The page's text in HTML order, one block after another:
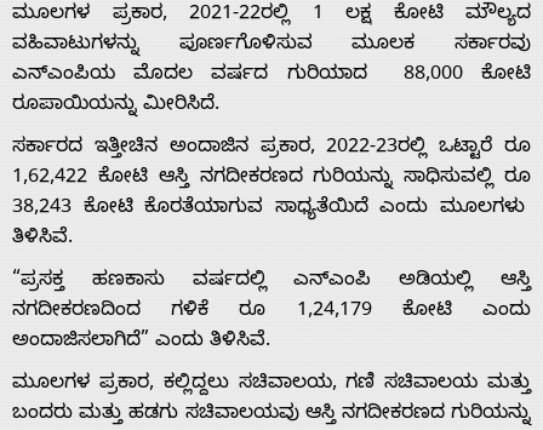
Home
About
Us
ಮೂಲಗಳ ಪ್ರಕಾರ, 2021-22ರಲ್ಲಿ 1 ಲಕ್ಷ ಕೋಟಿ ಮೌಲ್ಯದ
ವಹಿವಾಟುಗಳನ್ನು ಪೂರ್ಣಗೊಳಿಸುವ ಮೂಲಕ ಸರ್ಕಾರವು
ಎನ್‌ಎಂಪಿಯ ಮೊದಲ ವರ್ಷದ ಗುರಿಯಾದ 88,000 ಕೋಟಿ
ರೂಪಾಯಿಯನ್ನು ಮೀರಿಸಿದೆ.
ಸರ್ಕಾರದ ಇತ್ತೀಚಿನ ಅಂದಾಜಿನ ಪ್ರಕಾರ, 2022-23ರಲ್ಲಿ ಒಟ್ಟಾರೆ ರೂ
1,62,422 ಕೋಟಿ ಆಸ್ತಿ ನಗದೀಕರಣದ ಗುರಿಯನ್ನು ಸಾಧಿಸುವಲ್ಲಿ ರೂ
38,243 ಕೋಟಿ ಕೊರತೆಯಾಗುವ ಸಾಧ್ಯತೆಯಿದೆ ಎಂದು ಮೂಲಗಳು
ತಿಳಿಸಿವೆ.
“ಪ್ರಸಕ್ತ ಹಣಕಾಸು ವರ್ಷದಲ್ಲಿ ಎನ್‌ಎಂಪಿ ಅಡಿಯಲ್ಲಿ ಆಸ್ತಿ
ನಗದೀಕರಣದಿಂದ ಗಳಿಕೆ ರೂ 1,24,179 ಕೋಟಿ ಎಂದು
ಅಂದಾಜಿಸಲಾಗಿದೆ” ಎಂದು ತಿಳಿಸಿವೆ.
ಮೂಲಗಳ ಪ್ರಕಾರ, ಕಲ್ಲಿದ್ದಲು ಸಚಿವಾಲಯ, ಗಣಿ ಸಚಿವಾಲಯ ಮತ್ತು
ಬಂದರು ಮತ್ತು ಹಡಗು ಸಚಿವಾಲಯವು ಆಸ್ತಿ ನಗದೀಕರಣದ ಗುರಿಯನ್ನು